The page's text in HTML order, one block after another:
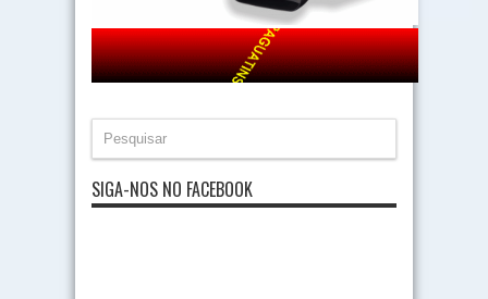
SIGA-NOS NO FACEBOOK